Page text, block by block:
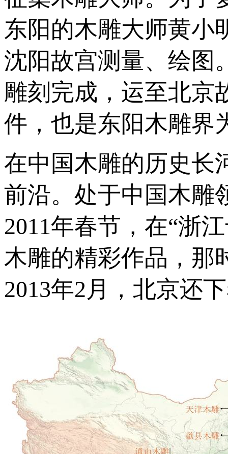
东阳的木雕大师黄小
沈阳故宫测量、绘图
雕刻完成，运至北京
件，也是东阳木雕界
在中国木雕的历史长
前沿。处于中国木雕
2011年春节，在“浙
木雕的精彩作品，那
2013年2月，北京还